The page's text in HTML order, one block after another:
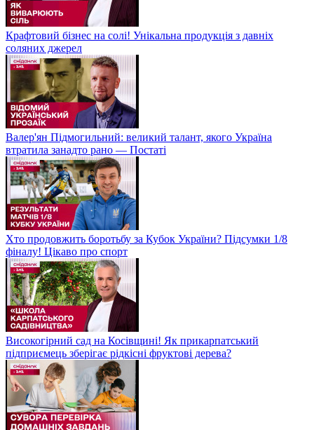
Крафтовий бізнес на солі! Унікальна продукція з давніх
соляних джерел
Валер'ян Підмогильний: великий талант, якого Україна
втратила занадто рано — Постаті
Хто продовжить боротьбу за Кубок України? Підсумки 1/8
фіналу! Цікаво про спорт
Високогірний сад на Косівщині! Як прикарпатський
підприємець зберігає рідкісні фруктові дерева?